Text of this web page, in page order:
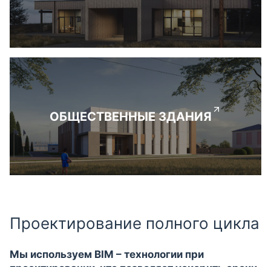
ОБЩЕСТВЕННЫЕ ЗДАНИЯ
Проектирование полного цикла
Мы используем BIM – технологии при